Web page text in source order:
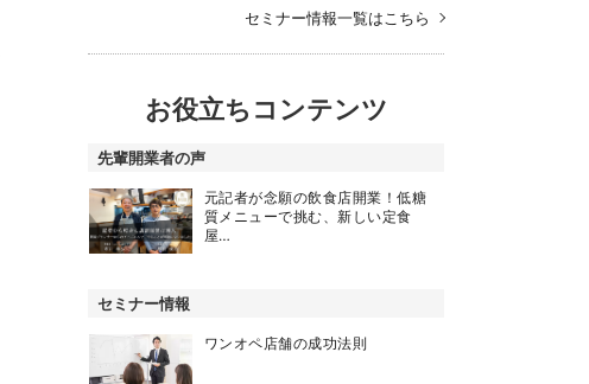
セミナー情報一覧はこちら
お役立ちコンテンツ
先輩開業者の声
元記者が念願の飲食店開業！低糖
質メニューで挑む、新しい定食
屋…
セミナー情報
ワンオペ店舗の成功法則